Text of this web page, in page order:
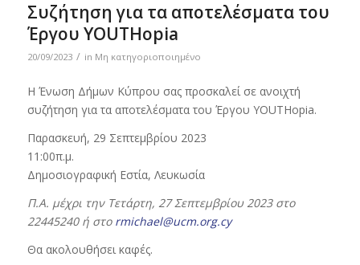
Συζήτηση για τα αποτελέσματα του
Έργου YOUTHopia
20/09/2023 / in Μη κατηγοριοποιημένο
Η Ένωση Δήμων Κύπρου σας προσκαλεί σε ανοιχτή
συζήτηση για τα αποτελέσματα του Έργου YOUTHopia.
Παρασκευή, 29 Σεπτεμβρίου 2023
11:00π.μ.
Δημοσιογραφική Εστία, Λευκωσία
Π.Α. μέχρι την Τετάρτη, 27 Σεπτεμβρίου 2023 στο
22445240 ή στο rmichael@ucm.org.cy
Θα ακολουθήσει καφές.